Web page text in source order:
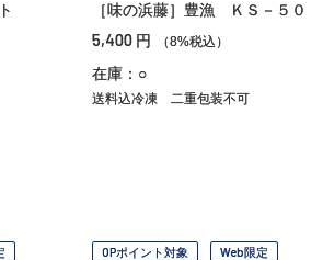
［味の浜藤］豊漁 ＫＳ－５０
5,400 円 （8%税込）
在庫：○
送料込冷凍 二重包装不可
OPポイント対象
Web限定